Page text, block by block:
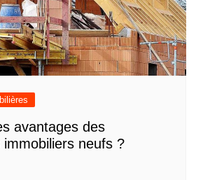
avantages des
neufs ?